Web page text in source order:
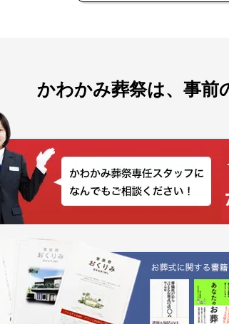
かわかみ葬祭は、事前